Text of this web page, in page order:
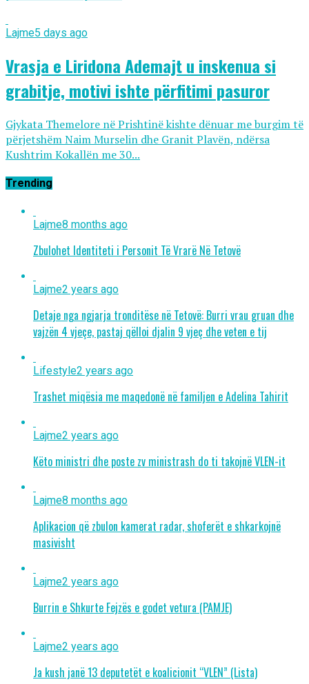
Lajme5 days ago
Vrasja e Liridona Ademajt u inskenua si
grabitje, motivi ishte përfitimi pasuror
Gjykata Themelore në Prishtinë kishte dënuar me burgim të
përjetshëm Naim Murselin dhe Granit Plavën, ndërsa
Kushtrim Kokallën me 30...
Trending
Lajme8 months ago
Zbulohet Identiteti i Personit Të Vrarë Në Tetovë
Lajme2 years ago
Detaje nga ngjarja tronditëse në Tetovë: Burri vrau gruan dhe
vajzën 4 vjeçe, pastaj qëlloi djalin 9 vjeç dhe veten e tij
Lifestyle2 years ago
Trashet miqësia me maqedonë në familjen e Adelina Tahirit
Lajme2 years ago
Këto ministri dhe poste zv ministrash do ti takojnë VLEN-it
Lajme8 months ago
Aplikacion që zbulon kamerat radar, shoferët e shkarkojnë
masivisht
Lajme2 years ago
Burrin e Shkurte Fejzës e godet vetura (PAMJE)
Lajme2 years ago
Ja kush janë 13 deputetët e koalicionit “VLEN” (Lista)